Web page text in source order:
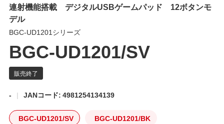
連射機能搭載 デジタルUSBゲームパッド 12ボタンモ
デル
BGC-UD1201シリーズ
BGC-UD1201/SV
- JANコード: 4981254134139
BGC-UD1201/SV BGC-UD1201/BK